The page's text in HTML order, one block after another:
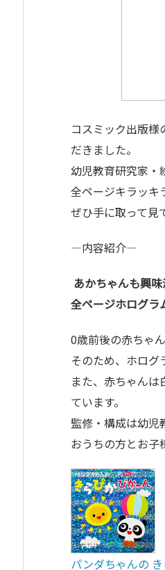
コスミック出版
だきました。
幼児教育研究家・
全ページキラッキ
ぜひ手に取って見
—内容紹介—
あかちゃんも興
全ページホログラ
0歳前後の赤ちゃ
そのため、ホログ
また、赤ちゃん
ています。
監修・構成は幼児
おうちの方とお子
パンダちゃんの